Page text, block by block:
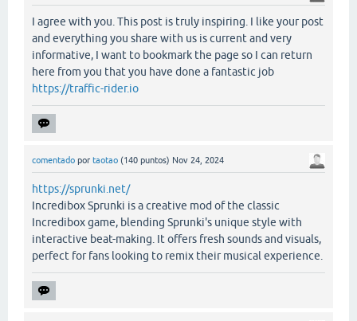
I agree with you. This post is truly inspiring. I like your post
and everything you share with us is current and very
informative, I want to bookmark the page so I can return
here from you that you have done a fantastic job
https://traffic-rider.io
comentado por taotao (140 puntos) Nov 24, 2024
https://sprunki.net/
Incredibox Sprunki is a creative mod of the classic
Incredibox game, blending Sprunki's unique style with
interactive beat-making. It offers fresh sounds and visuals,
perfect for fans looking to remix their musical experience.